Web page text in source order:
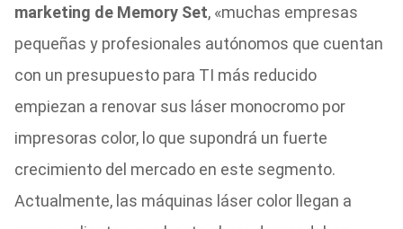
marketing de Memory Set, «muchas empresas
pequeñas y profesionales autónomos que cuentan
con un presupuesto para TI más reducido
empiezan a renovar sus láser monocromo por
impresoras color, lo que supondrá un fuerte
crecimiento del mercado en este segmento.
Actualmente, las máquinas láser color llegan a